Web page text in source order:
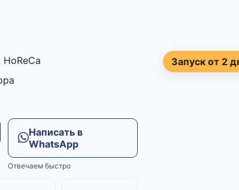
Написать в
WhatsApp
Отвечаем быстро
Запуск от 2